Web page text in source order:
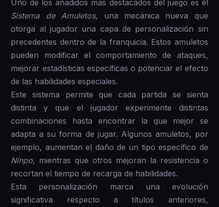
Uno de los añadidos más destacados del juego es el
Sistema de Amuletos, una mecánica nueva que
otorga al jugador una capa de personalización sin
precedentes dentro de la franquicia. Estos amuletos
pueden modificar el comportamiento de ataques,
mejorar estadísticas específicas o potenciar el efecto
de las habilidades especiales.
Este sistema permite que cada partida se sienta
distinta y que el jugador experimente distintas
combinaciones hasta encontrar la que mejor se
adapta a su forma de jugar. Algunos amuletos, por
ejemplo, aumentan el daño de un tipo específico de
Ninpo, mientras que otros mejoran la resistencia o
recortan el tiempo de recarga de habilidades.
Esta personalización marca una evolución
significativa respecto a títulos anteriores,